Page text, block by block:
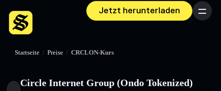
Jetzt herunterladen Menü
Startseite / Preise / CRCLON-Kurs
Circle Internet Group (Ondo Tokenized)